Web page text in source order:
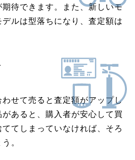
待できます。また、新しいモ
ルは型落ちになり、査定額は
せて売ると査定額がアップし
あると、購入者が安心して買
てしまっていなければ、そろ
。